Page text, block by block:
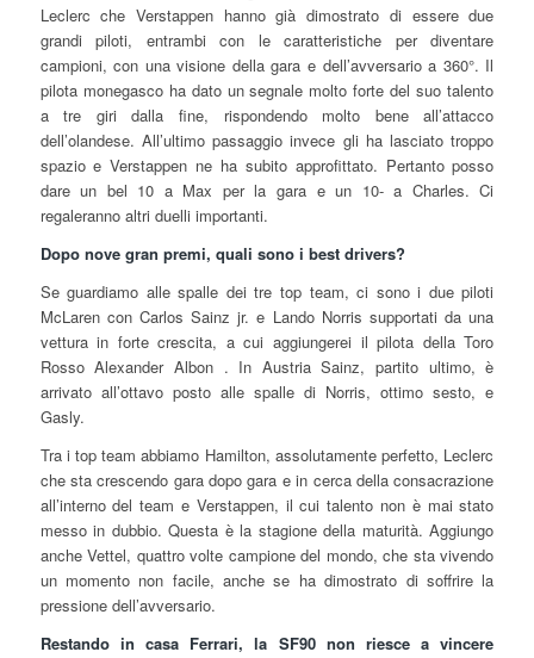
Leclerc che Verstappen hanno già dimostrato di essere due
grandi piloti, entrambi con le caratteristiche per diventare
campioni, con una visione della gara e dell’avversario a 360°. Il
pilota monegasco ha dato un segnale molto forte del suo talento
a tre giri dalla fine, rispondendo molto bene all’attacco
dell’olandese. All’ultimo passaggio invece gli ha lasciato troppo
spazio e Verstappen ne ha subito approfittato. Pertanto posso
dare un bel 10 a Max per la gara e un 10- a Charles. Ci
regaleranno altri duelli importanti.
Dopo nove gran premi, quali sono i best drivers?
Se guardiamo alle spalle dei tre top team, ci sono i due piloti
McLaren con Carlos Sainz jr. e Lando Norris supportati da una
vettura in forte crescita, a cui aggiungerei il pilota della Toro
Rosso Alexander Albon . In Austria Sainz, partito ultimo, è
arrivato all’ottavo posto alle spalle di Norris, ottimo sesto, e
Gasly.
Tra i top team abbiamo Hamilton, assolutamente perfetto, Leclerc
che sta crescendo gara dopo gara e in cerca della consacrazione
all’interno del team e Verstappen, il cui talento non è mai stato
messo in dubbio. Questa è la stagione della maturità. Aggiungo
anche Vettel, quattro volte campione del mondo, che sta vivendo
un momento non facile, anche se ha dimostrato di soffrire la
pressione dell’avversario.
Restando in casa Ferrari, la SF90 non riesce a vincere